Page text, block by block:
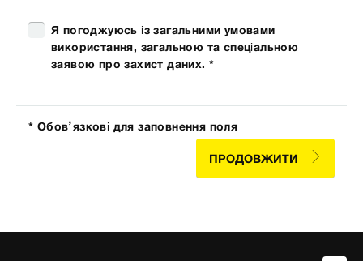
Я погоджуюсь із загальними умовами
використання, загальною та спеціальною
заявою про захист даних. *
* Обов’язкові для заповнення поля
ПРОДОВЖИТИ